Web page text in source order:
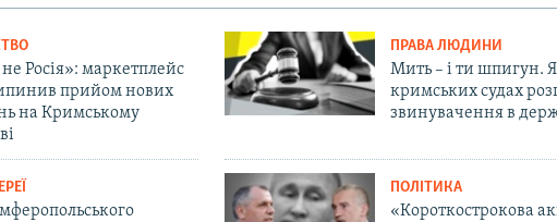
Росія»: маркетплейс
прийом нових
на Кримському
ПРАВА ЛЮДИНИ
Мить – і ти шпигун.
кримських судах
звинувачення в
ПОЛІТИКА
«Короткострокова